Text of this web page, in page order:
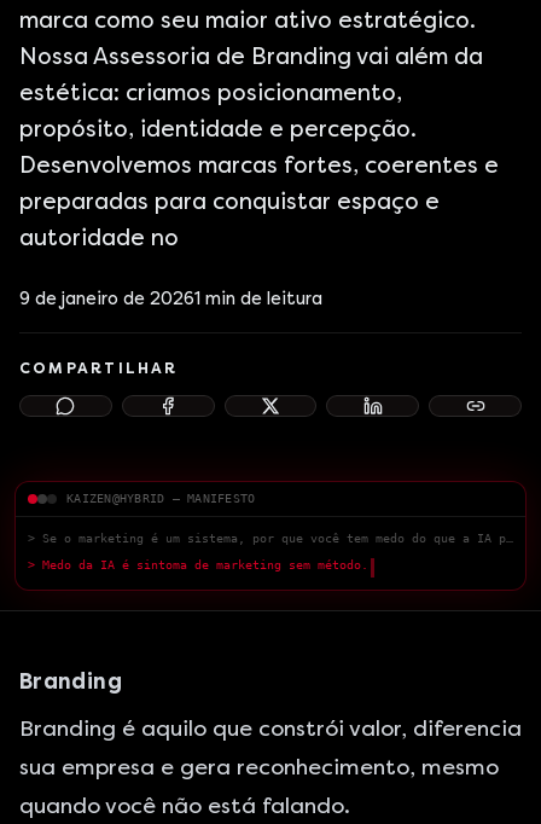
marca como seu maior ativo estratégico.
Nossa Assessoria de Branding vai além da
estética: criamos posicionamento,
propósito, identidade e percepção.
Desenvolvemos marcas fortes, coerentes e
preparadas para conquistar espaço e
autoridade no
9 de janeiro de 20261 min de leitura
COMPARTILHAR
KAIZEN@HYBRID — MANIFESTO
> Medo da IA é sintoma de marketing sem método.
Branding
Branding é aquilo que constrói valor, diferencia
sua empresa e gera reconhecimento, mesmo
quando você não está falando.